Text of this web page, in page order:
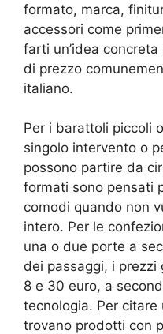
formato, marca,
accessori come
farti un’idea
di prezzo
italiano.
Per i barattoli piccoli
singolo intervento o
possono partire da
formati sono pensati
comodi quando non
intero. Per le
una o due porte a
dei passaggi, i prezzi
8 e 30 euro, a
tecnologia. Per
trovano prodotti con